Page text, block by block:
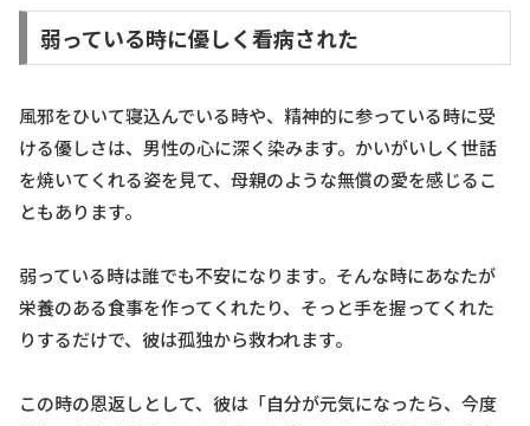
弱っている時に優しく看病された
風邪をひいて寝込んでいる時や、精神的に参っている時に受
ける優しさは、男性の心に深く染みます。かいがいしく世話
を焼いてくれる姿を見て、母親のような無償の愛を感じるこ
ともあります。
弱っている時は誰でも不安になります。そんな時にあなたが
栄養のある食事を作ってくれたり、そっと手を握ってくれた
りするだけで、彼は孤独から救われます。
この時の恩返しとして、彼は「自分が元気になったら、今度